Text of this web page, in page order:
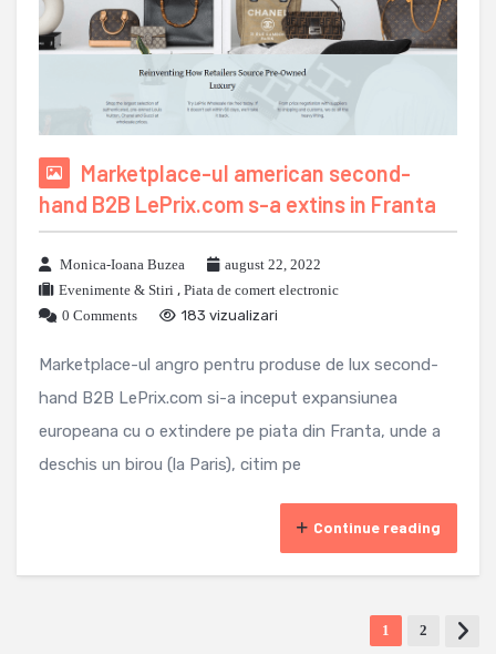
Marketplace-ul american second-
hand B2B LePrix.com s-a extins in Franta
Monica-Ioana Buzea
august 22, 2022
Evenimente & Stiri , Piata de comert electronic
0 Comments
183 vizualizari
Marketplace-ul angro pentru produse de lux second-
hand B2B LePrix.com si-a inceput expansiunea
europeana cu o extindere pe piata din Franta, unde a
deschis un birou (la Paris), citim pe
Continue reading
1 2